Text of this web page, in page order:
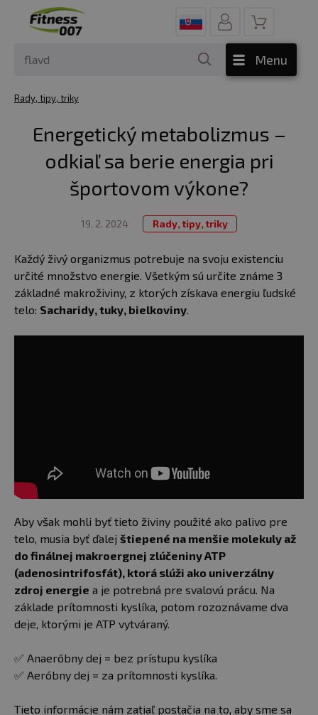
Menu
Rady, tipy, triky
Energetický metabolizmus –
odkiaľ sa berie energia pri
športovom výkone?
19. 2. 2024 Rady, tipy, triky
Každý živý organizmus potrebuje na svoju existenciu
určité množstvo energie. Všetkým sú určite známe 3
základné makroživiny, z ktorých získava energiu ľudské
telo: Sacharidy, tuky, bielkoviny.
Aby však mohli byť tieto živiny použité ako palivo pre
telo, musia byť ďalej štiepené na menšie molekuly až
do finálnej makroergnej zlúčeniny ATP
(adenosintrifosfát), ktorá slúži ako univerzálny
zdroj energie a je potrebná pre svalovú prácu. Na
základe prítomnosti kyslíka, potom rozoznávame dva
deje, ktorými je ATP vytváraný.
✅ Anaeróbny dej = bez prístupu kyslíka
✅ Aeróbny dej = za prítomnosti kyslíka.
Tieto informácie nám zatiaľ postačia na to, aby sme sa